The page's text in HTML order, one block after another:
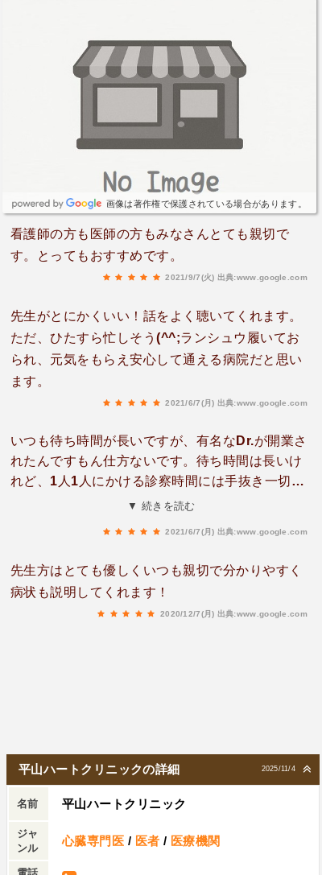
画像は著作権で保護されている場合があります。
看護師の方も医師の方もみなさんとても親切で
す。とってもおすすめです。
2021/9/7(火) 出典:www.google.com
先生がとにかくいい！話をよく聴いてくれます。
ただ、ひたすら忙しそう(^^;ランシュウ履いてお
られ、元気をもらえ安心して通える病院だと思い
ます。
2021/6/7(月) 出典:www.google.com
いつも待ち時間が長いですが、有名なDr.が開業さ
れたんですもん仕方ないです。待ち時間は長いけ
れど、1人1人にかける診察時間には手抜き一切あ
りません。くだらない質問にも応えてくれます
も、ありがとうございます。感謝。
▼ 続きを読む
2021/6/7(月) 出典:www.google.com
先生方はとても優しくいつも親切で分かりやすく
病状も説明してくれます！
2020/12/7(月) 出典:www.google.com
2025/11/4
平山ハートクリニックの詳細
名前 平山ハートクリニック
ジャ
ンル
心臓専門医 / 医者 / 医療機関